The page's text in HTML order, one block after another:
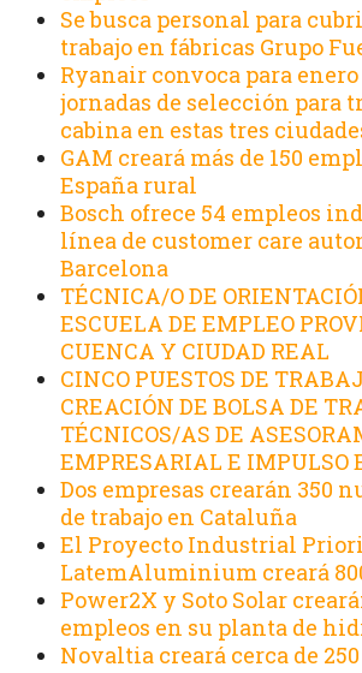
Se busca personal para
trabajo en fábricas Grupo
Ryanair convoca para enero
jornadas de selección para
cabina en estas tres
GAM creará más de 150
España rural
Bosch ofrece 54 empleos
línea de customer care
Barcelona
TÉCNICA/O DE
ESCUELA DE EMPLEO
CUENCA Y CIUDAD REAL
CINCO PUESTOS DE
CREACIÓN DE BOLSA DE
TÉCNICOS/AS DE
EMPRESARIAL E IMPULSO
Dos empresas crearán 350
de trabajo en Cataluña
El Proyecto Industrial
LatemAluminium creará
Power2X y Soto Solar
empleos en su planta de
Novaltia creará cerca de